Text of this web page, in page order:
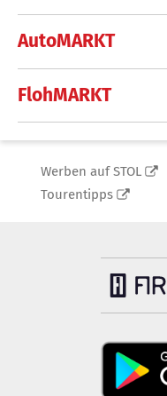
AutoMARKT
FlohMARKT
Werben auf STOL
Tourentipps